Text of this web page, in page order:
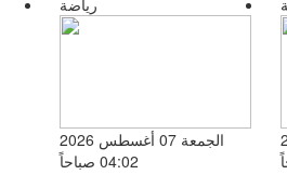
رياضة
الجمعة 07 أغسطس 2026
04:02 صباحاً